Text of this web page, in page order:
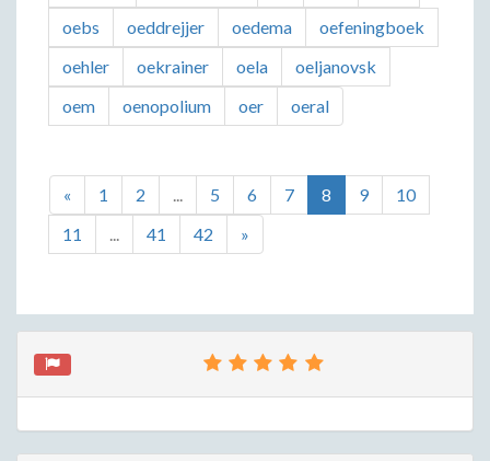
oebs
oeddrejjer oedema
oefeningboek
oehler
oekrainer oela
oeljanovsk
oem
oenopolium oer oeral
« 1 2 ... 5 6 7 8 9
10
11
... 41 42 »